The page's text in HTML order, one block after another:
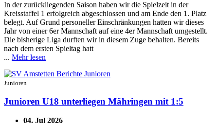
In der zurückliegenden Saison haben wir die Spielzeit in der
Kreisstaffel 1 erfolgreich abgeschlossen und am Ende den 1. Platz
belegt. Auf Grund personeller Einschränkungen hatten wir dieses
Jahr von einer 6er Mannschaft auf eine 4er Mannschaft umgestellt.
Die bisherige Liga durften wir in diesem Zuge behalten. Bereits
nach dem ersten Spieltag hatt
... Mehr lesen
Junioren
Junioren U18 unterliegen Mähringen mit 1:5
04. Jul 2026